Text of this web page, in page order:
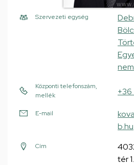
Szervezeti egység
Központi telefonszám,
mellék
+36
E-mail
b.hu
Cím
tér 1.